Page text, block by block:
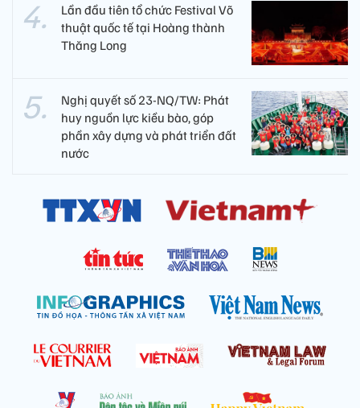
Lần đầu tiên tổ chức Festival Võ
thuật quốc tế tại Hoàng thành
Thăng Long
Nghị quyết số 23-NQ/TW: Phát
huy nguồn lực kiều bào, góp
phần xây dựng và phát triển đất
nước